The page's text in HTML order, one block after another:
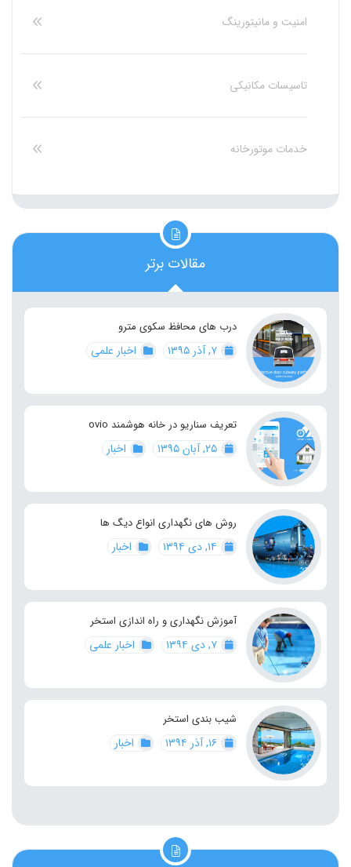
امنیت و مانیتورینگ
تاسیسات مکانیکی
خدمات موتورخانه
مقالات برتر
درب های محافظ سکوی مترو
اخبار علمی
تعریف سناریو در خانه هوشمند ovio
اخبار
روش های نگهداری انواع دیگ ها
اخبار
آموزش نگهداری و راه اندازی استخر
اخبار علمی
شیب بندی استخر
اخبار